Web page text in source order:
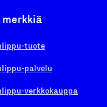
merkkiä
tuote
palvelu
verkkokauppa